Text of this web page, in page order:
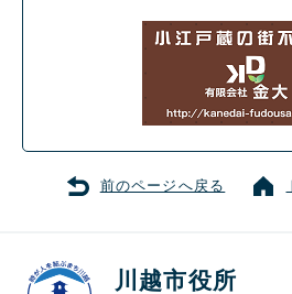
前のページへ戻る
川越市役所